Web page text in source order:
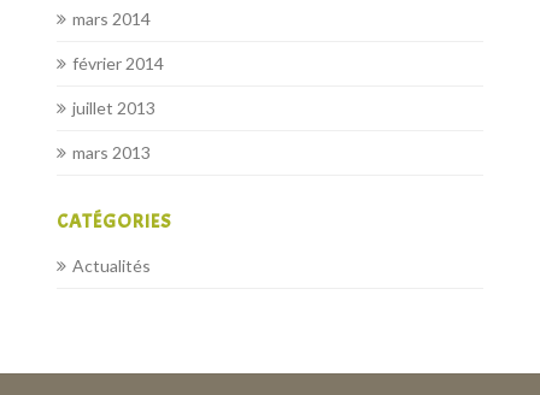
mars 2014
février 2014
juillet 2013
mars 2013
CATÉGORIES
Actualités